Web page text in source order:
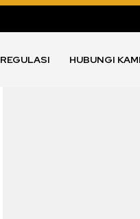
REGULASI HUBUNGI